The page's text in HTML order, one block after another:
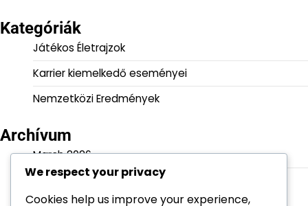
Kategóriák
Játékos Életrajzok
Karrier kiemelkedő eseményei
Nemzetközi Eredmények
Archívum
March 2026
February 2026
We respect your privacy
Cookies help us improve your experience,